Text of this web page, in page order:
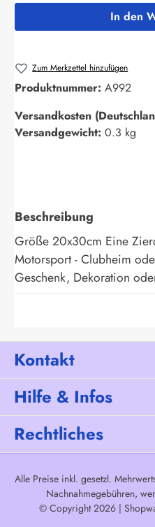
In den
Zum Merkzettel hinzufügen
Produktnummer: A992
Versandkosten
Versandgewicht: 0.3 kg
Beschreibung
Größe 20x30cm Eine
Motorsport - Clubheim
Geschenk, Dekoration
Kontakt
Hilfe & Infos
Rechtliches
Alle Preise inkl. gesetzl.
Nachnahmegebühren,
© Copyright 2026 |